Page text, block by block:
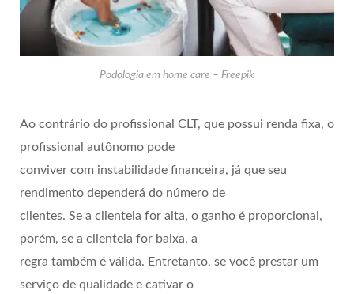
Podologia em home care – Freepik
Ao contrário do profissional CLT, que possui renda fixa, o
profissional autônomo pode
conviver com instabilidade financeira, já que seu
rendimento dependerá do número de
clientes. Se a clientela for alta, o ganho é proporcional,
porém, se a clientela for baixa, a
regra também é válida. Entretanto, se você prestar um
serviço de qualidade e cativar o